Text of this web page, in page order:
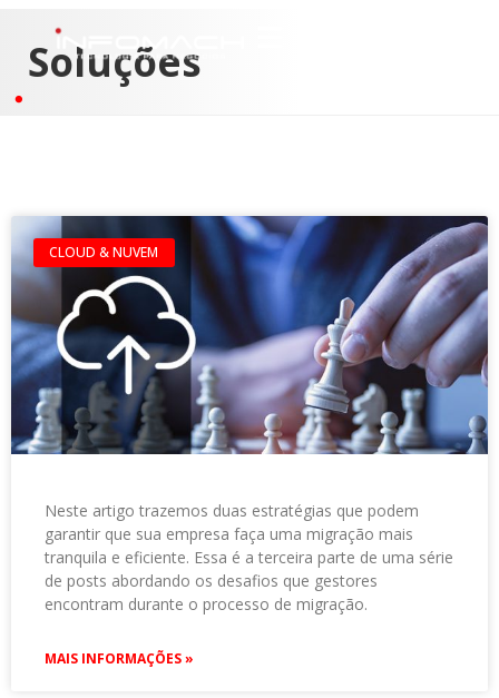
Soluções
CLOUD & NUVEM
Neste artigo trazemos duas estratégias que podem
garantir que sua empresa faça uma migração mais
tranquila e eficiente. Essa é a terceira parte de uma série
de posts abordando os desafios que gestores
encontram durante o processo de migração.
MAIS INFORMAÇÕES »